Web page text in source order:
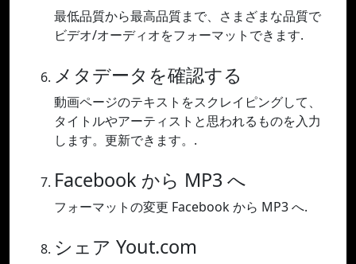
最低品質から最高品質まで、さまざまな品質で
ビデオ/オーディオをフォーマットできます.
メタデータを確認する
動画ページのテキストをスクレイピングして、
タイトルやアーティストと思われるものを入力
します。更新できます。.
Facebook から MP3 へ
フォーマットの変更 Facebook から MP3 へ.
シェア Yout.com